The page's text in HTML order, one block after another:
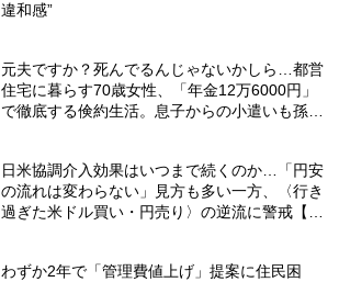
違和感”
元夫ですか？死んでるんじゃないかしら…都営
住宅に暮らす70歳女性、「年金12万6000円」
で徹底する倹約生活。息子からの小遣いも孫の
日米協調介入効果はいつまで続くのか…「円安
の流れは変わらない」見方も多い一方、〈行き
過ぎた米ドル買い・円売り〉の逆流に警戒【8
わずか2年で「管理費値上げ」提案に住民困